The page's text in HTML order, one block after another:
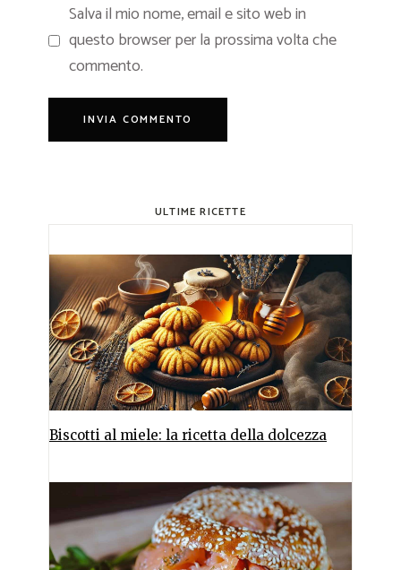
Salva il mio nome, email e sito web in
questo browser per la prossima volta che
commento.
ULTIME RICETTE
Biscotti al miele: la ricetta della dolcezza